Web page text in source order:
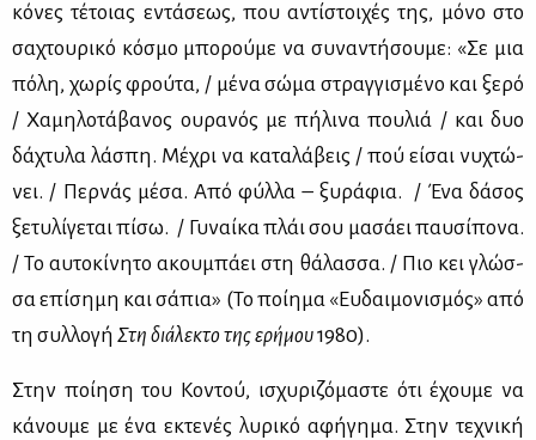
κό­νες τέ­τοιας εντά­σε­ως, που αντί­στοι­χές της, μό­νο στο
σα­χτου­ρι­κό κό­σμο μπο­ρού­με να συ­να­ντή­σου­με: «Σε μια
πό­λη, χω­ρίς φρού­τα, / μ᾽έ­να σώ­μα στραγ­γι­σμέ­νο και ξε­ρό
/ Χα­μη­λο­τά­βα­νος ου­ρα­νός με πή­λι­να που­λιά / και δυο
δά­χτυ­λα λά­σπη. Μέ­χρι να κα­τα­λά­βεις / πού εί­σαι νυ­χτώ­
νει. / Περ­νάς μέ­σα. Από φύλ­λα – ξυ­ρά­φια. / Ένα δά­σος
ξε­τυ­λί­γε­ται πί­σω. / Γυ­ναί­κα πλάι σου μα­σά­ει παυ­σί­πο­να.
/ Το αυ­το­κί­νη­το ακου­μπά­ει στη θά­λασ­σα. / Πιο κει γλώσ­
σα επί­ση­μη και σά­πια» (Το ποί­η­μα «Ευ­δαι­μο­νι­σμός» από
τη συλ­λο­γή Στη διά­λε­κτο της ερή­μου1980).
Στην ποί­η­ση του Κο­ντού, ισχυ­ρι­ζό­μα­στε ότι έχου­με να
κά­νου­με με ένα εκτε­νές λυ­ρι­κό αφή­γη­μα. Στην τε­χνι­κή